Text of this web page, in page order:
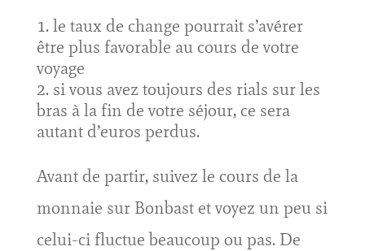
le taux de change pourrait s’avérer
être plus favorable au cours de votre
voyage
si vous avez toujours des rials sur les
bras à la fin de votre séjour, ce sera
autant d’euros perdus.
Avant de partir, suivez le cours de la
monnaie sur Bonbast et voyez un peu si
celui-ci fluctue beaucoup ou pas. De